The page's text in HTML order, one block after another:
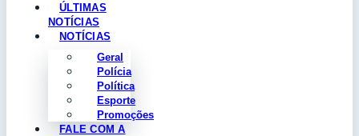
ÚLTIMAS
NOTÍCIAS
NOTÍCIAS
Geral
Polícia
Política
Esporte
Promoções
FALE COM A